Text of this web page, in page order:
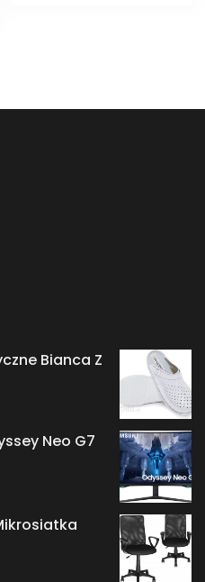
Bianca Z
Neo G7